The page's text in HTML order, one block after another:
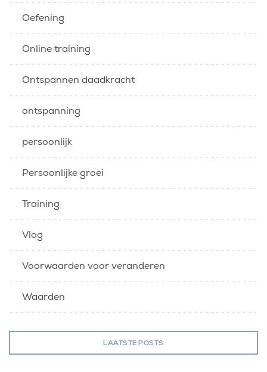
Oefening
Online training
Ontspannen daadkracht
ontspanning
persoonlijk
Persoonlijke groei
Training
Vlog
Voorwaarden voor veranderen
Waarden
LAATSTE POSTS